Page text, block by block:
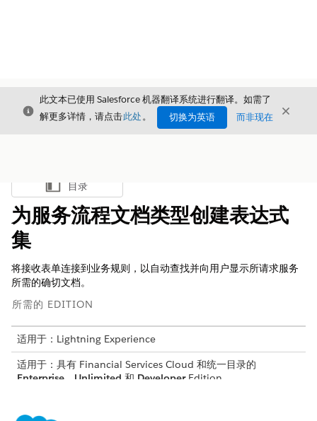
关闭
此文本已使用 Salesforce 机器翻译系统进行翻译。如需了
解更多详情，请点击此处。 切换为英语 而非现在 关闭
显示目录
目录
为服务流程文档类型创建表达式
集
将接收表单连接到业务规则，以自动查找并向用户显示所请求服务
所需的确切文档。
所需的 EDITION
适用于：Lightning Experience
适用于：具有 Financial Services Cloud 和统一目录的
Enterprise
Unlimited 和 DeveloperEdition。